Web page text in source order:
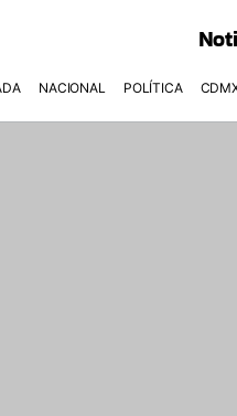
NACIONAL POLÍTICA